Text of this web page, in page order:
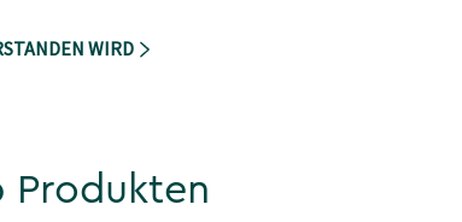
WIRD
Produkten